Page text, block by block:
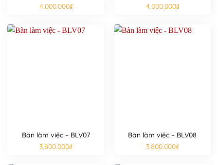
4.000.000₫
4.000.000₫
Bàn làm việc – BLV07
3.800.000₫
Bàn làm việc – BLV08
3.800.000₫